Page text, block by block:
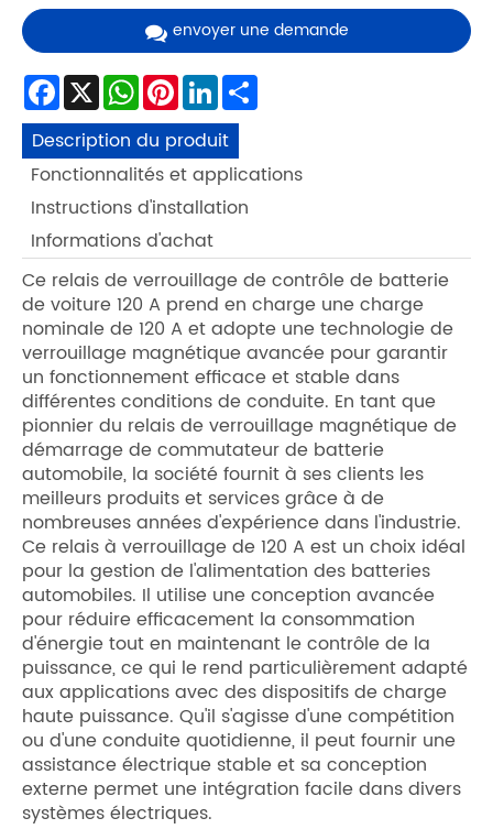
envoyer une demande
Facebook
X WhatsApp
Pinterest
LinkedIn
Description du produit
Fonctionnalités et applications
Instructions d'installation
Informations d'achat
Ce relais de verrouillage de contrôle de batterie
de voiture 120 A prend en charge une charge
nominale de 120 A et adopte une technologie de
verrouillage magnétique avancée pour garantir
un fonctionnement efficace et stable dans
différentes conditions de conduite. En tant que
pionnier du relais de verrouillage magnétique de
démarrage de commutateur de batterie
automobile, la société fournit à ses clients les
meilleurs produits et services grâce à de
nombreuses années d'expérience dans l'industrie.
Ce relais à verrouillage de 120 A est un choix idéal
pour la gestion de l'alimentation des batteries
automobiles. Il utilise une conception avancée
pour réduire efficacement la consommation
d'énergie tout en maintenant le contrôle de la
puissance, ce qui le rend particulièrement adapté
aux applications avec des dispositifs de charge
haute puissance. Qu'il s'agisse d'une compétition
ou d'une conduite quotidienne, il peut fournir une
assistance électrique stable et sa conception
externe permet une intégration facile dans divers
systèmes électriques.